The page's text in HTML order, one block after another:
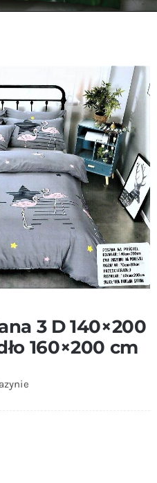
3 D 140×200
160×200 cm